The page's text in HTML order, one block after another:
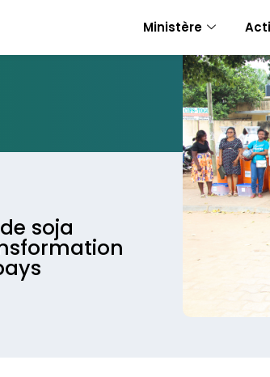
Ministère
soja